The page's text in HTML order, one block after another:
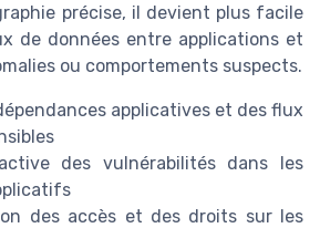
précise, il devient plus facile
de données entre applications et
ou comportements suspects.
applicatives et des flux
des vulnérabilités dans les
des accès et des droits sur les